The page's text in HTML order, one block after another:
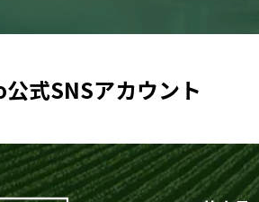
公式SNSアカウント